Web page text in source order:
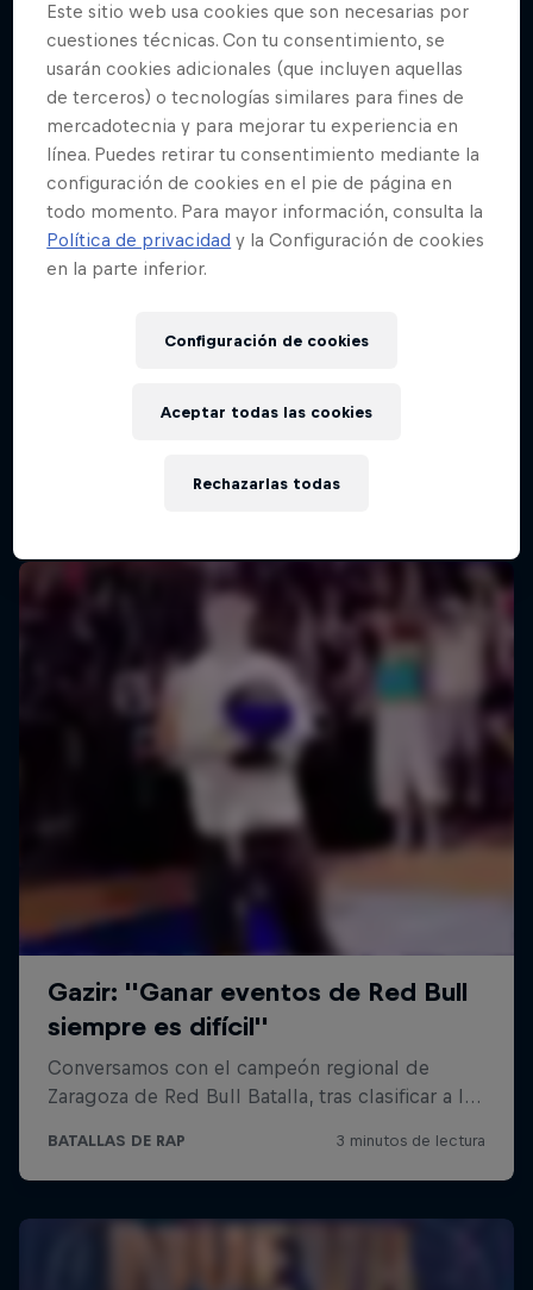
Red Bull Batalla Final Torneo de Plazas
Este sitio web usa cookies que son necesarias por
cuestiones técnicas. Con tu consentimiento, se
usarán cookies adicionales (que incluyen aquellas
de terceros) o tecnologías similares para fines de
mercadotecnia y para mejorar tu experiencia en
línea. Puedes retirar tu consentimiento mediante la
configuración de cookies en el pie de página en
todo momento. Para mayor información, consulta la
Política de privacidad y la Configuración de cookies
en la parte inferior.
Configuración de cookies
Rechazarlas todas
Aceptar todas las cookies